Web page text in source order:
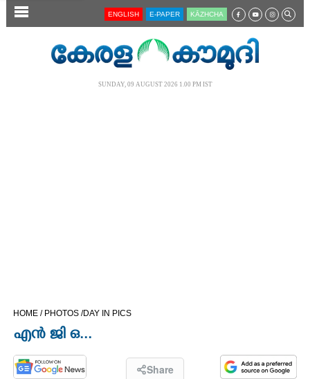
SECTIONS
OPINION
ENGLISH E-PAPER KĀZHCHA
SUNDAY, 09 AUGUST 2026 1.00 PM IST
HOME / PHOTOS /DAY IN PICS
എൻ ജി ഒ...
Share